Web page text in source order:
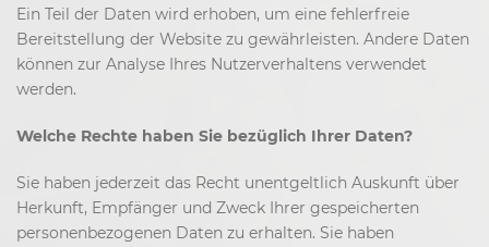
Ein Teil der Daten wird erhoben, um eine fehlerfreie
Bereitstellung der Website zu gewährleisten. Andere Daten
können zur Analyse Ihres Nutzerverhaltens verwendet
werden.
Welche Rechte haben Sie bezüglich Ihrer Daten?
Sie haben jederzeit das Recht unentgeltlich Auskunft über
Herkunft, Empfänger und Zweck Ihrer gespeicherten
personenbezogenen Daten zu erhalten. Sie haben